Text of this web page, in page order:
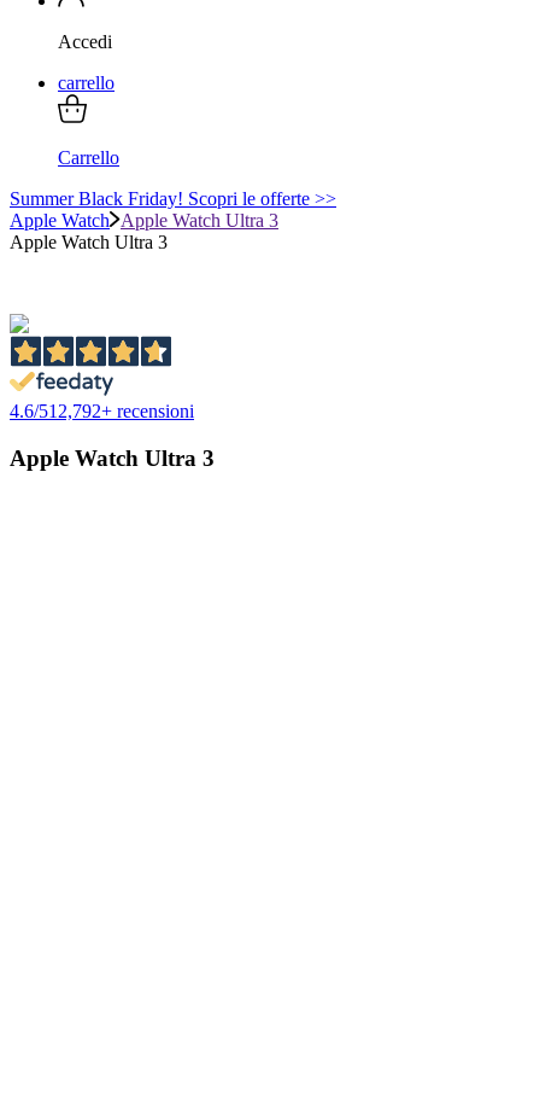
Accedi
carrello
Carrello
Summer Black Friday! Scopri le offerte >>
Apple Watch
Apple Watch Ultra 3
Apple Watch Ultra 3
4.6/512,792+ recensioni
Apple Watch Ultra 3